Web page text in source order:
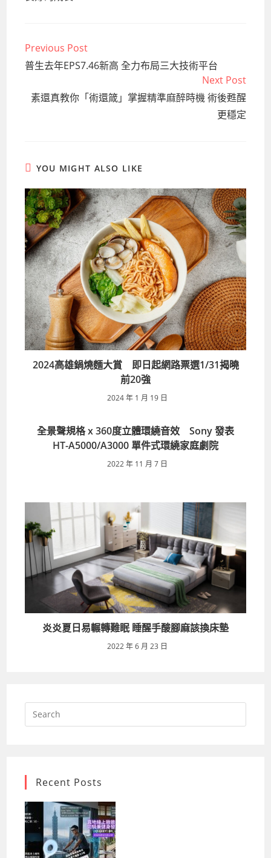
Read
more
articles
Previous Post
普生去年EPS7.46新高 全力布局三大技術平台
Next Post
素還真教你「術還箴」掌握精準麻醉時機 術後甦醒
更穩定
YOU MIGHT ALSO LIKE
2024高雄鍋燒麵大賞 即日起網路票選1/31揭曉
前20強
2024 年 1 月 19 日
全景聲規格 x 360度立體環繞音效 Sony 發表
HT-A5000/A3000 單件式環繞家庭劇院
2022 年 11 月 7 日
炎炎夏日易輾轉難眠 睡醒手酸腳麻該換床墊
2022 年 6 月 23 日
Search
for:
Recent Posts